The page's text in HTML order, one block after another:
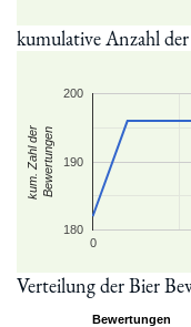
kumulative Anzahl
0
180
190
200
kum. Zahl derBewertungen
Verteilung der Bier
Bewertungen